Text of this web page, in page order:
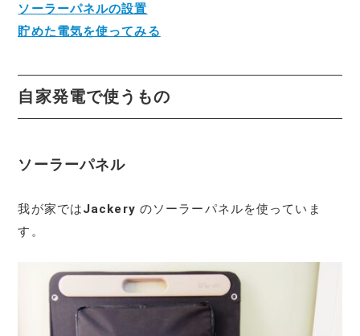
ソーラーパネルの設置
貯めた電気を使ってみる
自家発電で使うもの
ソーラーパネル
我が家ではJackery のソーラーパネルを使っていま
す。